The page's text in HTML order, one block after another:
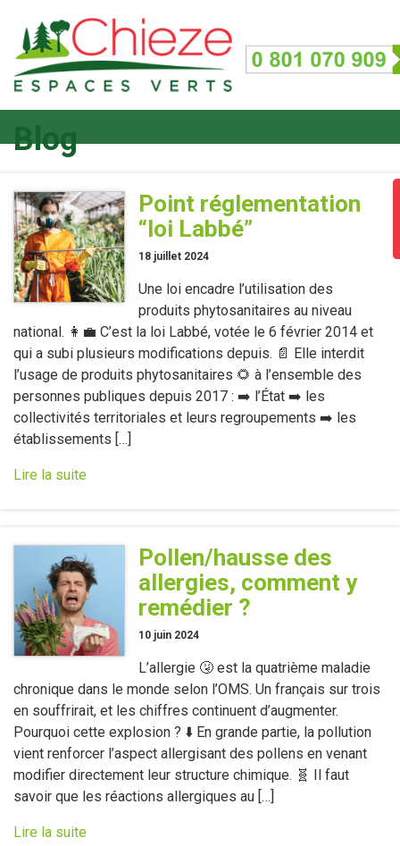
Blog
Point réglementation
“loi Labbé”
18 juillet 2024
Une loi encadre l’utilisation des
produits phytosanitaires au niveau
national. 👩‍💼 C’est la loi Labbé, votée le 6 février 2014 et
qui a subi plusieurs modifications depuis. 📄 Elle interdit
l’usage de produits phytosanitaires 🌻 à l’ensemble des
personnes publiques depuis 2017 : ➡️ l’État ➡️ les
collectivités territoriales et leurs regroupements ➡️ les
établissements […]
Lire la suite
Pollen/hausse des
allergies, comment y
remédier ?
10 juin 2024
L’allergie 🤧 est la quatrième maladie
chronique dans le monde selon l’OMS. Un français sur trois
en souffrirait, et les chiffres continuent d’augmenter.
Pourquoi cette explosion ? ⬇️ En grande partie, la pollution
vient renforcer l’aspect allergisant des pollens en venant
modifier directement leur structure chimique. 🧬 Il faut
savoir que les réactions allergiques au […]
Lire la suite